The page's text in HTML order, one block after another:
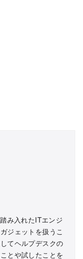
み入れたITエンジ
ジェットを扱うこ
てヘルプデスクの
とや試したことを